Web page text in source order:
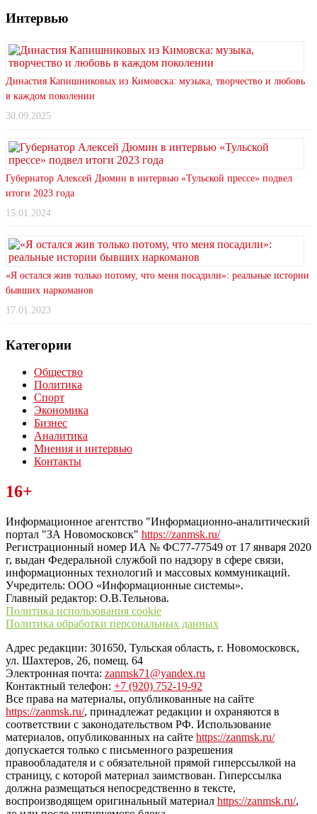
Интервью
Династия Капишниковых из Кимовска: музыка, творчество и любовь
в каждом поколении
30.09.2025
Губернатор Алексей Дюмин в интервью «Тульской прессе» подвел
итоги 2023 года
15.01.2024
«Я остался жив только потому, что меня посадили»: реальные истории
бывших наркоманов
17.01.2023
Категории
Общество
Политика
Спорт
Экономика
Бизнес
Аналитика
Мнения и интервью
Контакты
Читайте последние новости дня в Тульской области на сайте
“ЗаНовомосковск”
16+
Информационное агентство "Информационно-аналитический
портал "ЗА Новомосковск" https://zanmsk.ru/
Регистрационный номер ИА № ФС77-77549 от 17 января 2020
г, выдан Федеральной службой по надзору в сфере связи,
информационных технологий и массовых коммуникаций.
Учредитель: ООО «Информационные системы».
Главный редактор: О.В.Тельнова.
Политика использования cookie
Политика обработки персональных данных
Адрес редакции: 301650, Тульская область, г. Новомосковск,
ул. Шахтеров, 26, помещ. 64
Электронная почта: zanmsk71@yandex.ru
Контактный телефон: +7 (920) 752-19-92
Все права на материалы, опубликованные на сайте
https://zanmsk.ru/, принадлежат редакции и охраняются в
соответствии с законодательством РФ. Использование
материалов, опубликованных на сайте https://zanmsk.ru/
допускается только с письменного разрешения
правообладателя и с обязательной прямой гиперссылкой на
страницу, с которой материал заимствован. Гиперссылка
должна размещаться непосредственно в тексте,
воспроизводящем оригинальный материал https://zanmsk.ru/,